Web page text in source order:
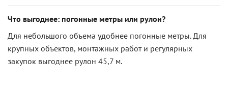
Что выгоднее: погонные метры или рулон?
Для небольшого объема удобнее погонные метры. Для
крупных объектов, монтажных работ и регулярных
закупок выгоднее рулон 45,7 м.